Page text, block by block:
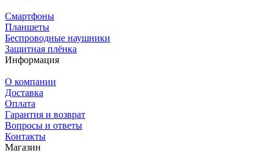
Смартфоны
Планшеты
Беспроводные наушники
Защитная плёнка
Информация
О компании
Доставка
Оплата
Гарантия и возврат
Вопросы и ответы
Контакты
Магазин